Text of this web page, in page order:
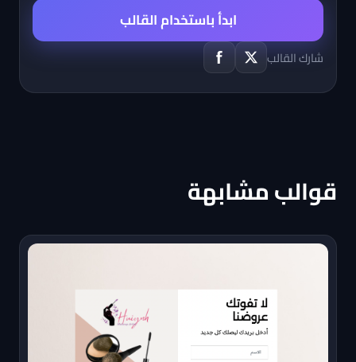
ابدأ باستخدام القالب
شارك القالب
قوالب مشابهة